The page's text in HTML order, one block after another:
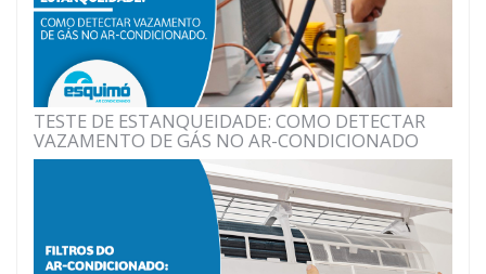
TESTE DE ESTANQUEIDADE: COMO DETECTAR
VAZAMENTO DE GÁS NO AR-CONDICIONADO